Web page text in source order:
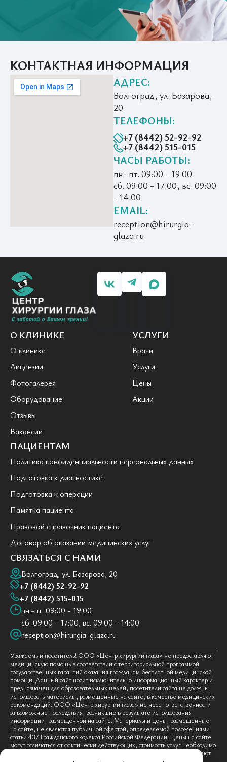
КОНТАКТНАЯ ИНФОРМАЦИЯ
АДРЕС:
Волгоград, ул. Базарова,
20
ТЕЛЕФОНЫ:
+7 (8442) 52-92-92
+7 (8442) 515-015
ЧАСЫ РАБОТЫ:
пн.-пт. 09:00 - 19:00
сб. 09:00 - 17:00, вс. 09:00
- 14:00
EMAIL:
reception@hirurgia-
glaza.ru
О КЛИНИКЕ
О клинике
Лицензии
Фотогалерея
Оборудование
Отзывы
Вакансии
УСЛУГИ
Врачи
Услуги
Цены
Акции
ПАЦИЕНТАМ
Политика конфиденциальности персональных данных
Подготовка к диагностике
Подготовка к операции
Памятка пациента
Правовой справочник пациента
Договор об оказании медицинских услуг
СВЯЗАТЬСЯ С НАМИ
Волгоград, ул. Базарова, 20
+7 (8442) 52-92-92
+7 (8442) 515-015
пн.-пт. 09:00 - 19:00
сб. 09:00 - 17:00, вс. 09:00 - 14:00
reception@hirurgia-glaza.ru
Уважаемый посетитель! ООО «Центр хирургии глаза» не предоставляют
медицинскую помощь в соответствии с территориальной программой
государственных гарантий оказания гражданам бесплатной медицинской
помощи. Данный сайт носит исключительно информационный характер и
предназначен для образовательных целей, посетители сайта не должны
использовать материалы, размещенные на сайте, в качестве медицинских
рекомендаций. ООО «Центр хирургии глаза» не несет ответственности
за возможные последствия, возникшие в результате использования
информации, размещенной на сайте. Материалы и цены, размещенные
на сайте, не являются публичной офертой, определяемой положениями
статьи 437 Гражданского кодекса Российской Федерации. Цены на сайте
могут отличаться от фактически действующих, стоимость услуг необходимо
уточнять в контакт-центре по тел. +7 (8442) 52-92-92. Граждане имеют